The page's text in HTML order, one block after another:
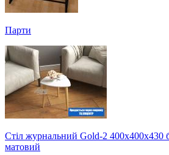
Парти
Стіл журнальний Gold-2 400х400х430
матовий